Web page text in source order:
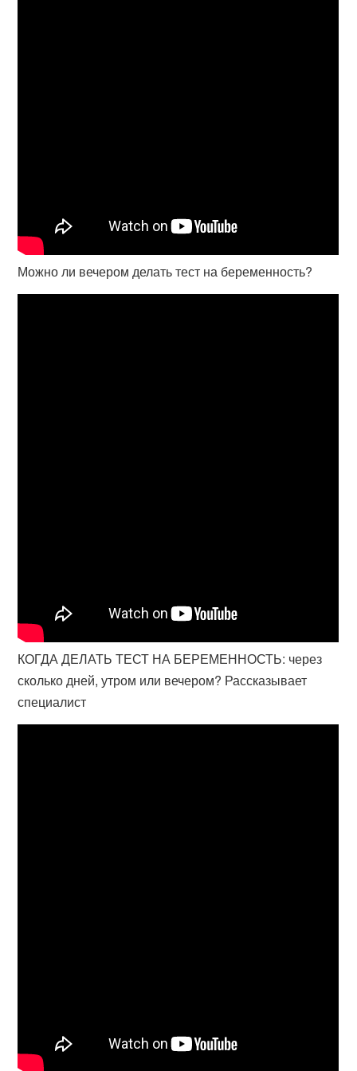
Можно ли вечером делать тест на беременность?
КОГДА ДЕЛАТЬ ТЕСТ НА БЕРЕМЕННОСТЬ: через
сколько дней, утром или вечером? Рассказывает
специалист